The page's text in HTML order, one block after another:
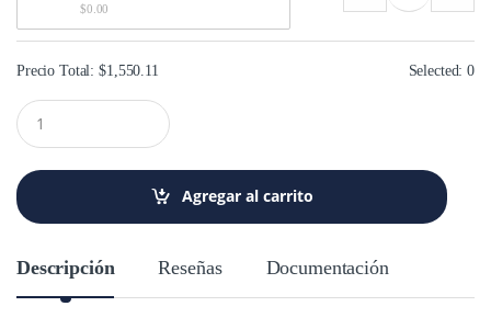
$0.00
Precio Total:$1,550.11 Selected: 0
C
a
i
d
Agregar al carrito
Descripción Reseñas Documentación